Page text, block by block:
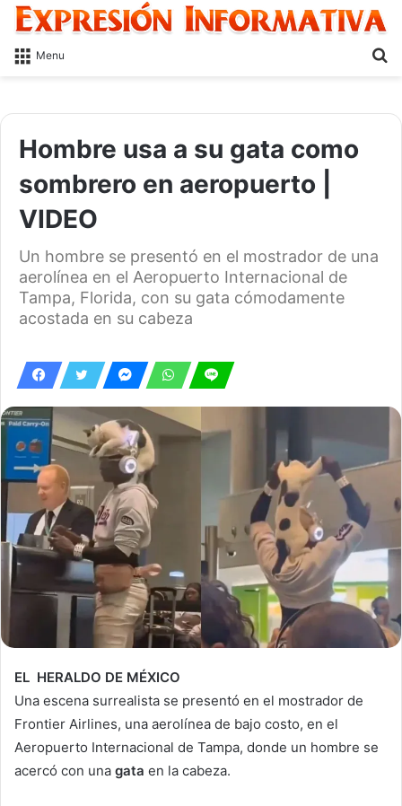
Menu
Hombre usa a su gata como
sombrero en aeropuerto |
VIDEO
Un hombre se presentó en el mostrador de una
aerolínea en el Aeropuerto Internacional de
Tampa, Florida, con su gata cómodamente
acostada en su cabeza
EL HERALDO DE MÉXICO
Una escena surrealista se presentó en el mostrador de
Frontier Airlines, una aerolínea de bajo costo, en el
Aeropuerto Internacional de Tampa, donde un hombre se
acercó con una gata en la cabeza.